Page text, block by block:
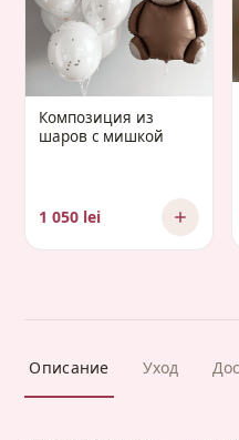
Композиция из
шаров с мишкой
1 050 lei
Описание Уход